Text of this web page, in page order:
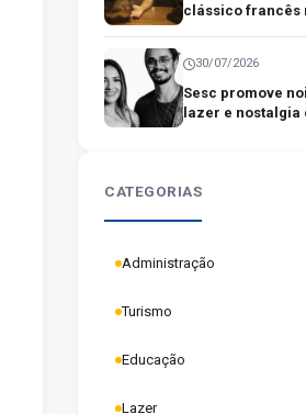
clássico francês
30/07/2026
Sesc promove
lazer e nostalgia
CATEGORIAS
Administração
Turismo
Educação
Lazer